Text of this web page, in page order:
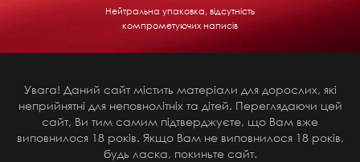
Нейтральна упаковка, відсутність
компрометуючих написів
Увага! Даний сайт містить матеріали для дорослих, які
неприйнятні для неповнолітніх та дітей. Переглядаючи цей
сайт, Ви тим самим підтверджуєте, що Вам вже
виповнилося 18 років. Якщо Вам не виповнилося 18 років,
будь ласка, покиньте сайт.